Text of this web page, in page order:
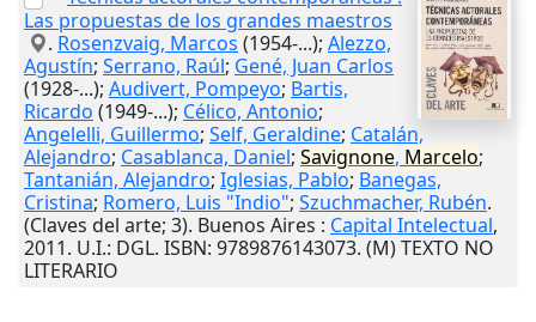
Las propuestas de los grandes maestros
. Rosenzvaig, Marcos (1954-...); Alezzo,
Agustín; Serrano, Raúl; Gené, Juan Carlos
(1928-...); Audivert, Pompeyo; Bartis,
Ricardo (1949-...); Célico, Antonio;
Angelelli, Guillermo; Self, Geraldine; Catalán,
Alejandro; Casablanca, Daniel; Savignone, Marcelo;
Tantanián, Alejandro; Iglesias, Pablo; Banegas,
Cristina; Romero, Luis "Indio"; Szuchmacher, Rubén.
(Claves del arte; 3). Buenos Aires : Capital Intelectual,
2011. U.I.: DGL. ISBN: 9789876143073. (M) TEXTO NO
LITERARIO